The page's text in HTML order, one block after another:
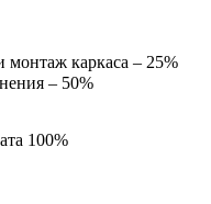
каркаса – 25%
– 50%
100%